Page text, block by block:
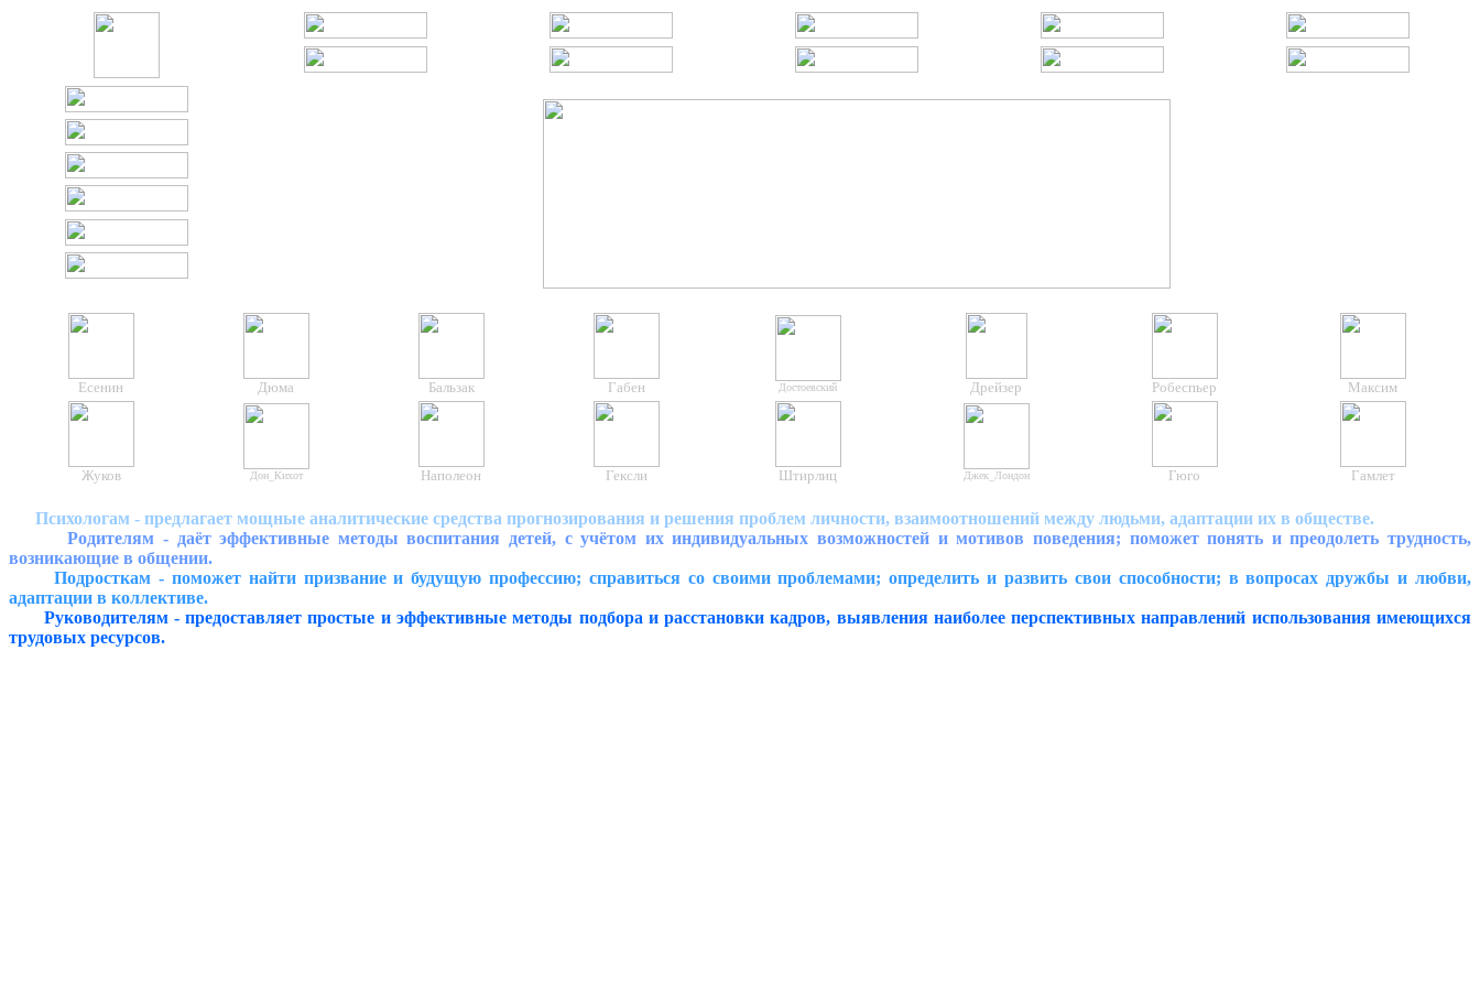
Есенин Дюма Бальзак Габен Достоевский Дрейзер Робеспьер Максим
Жуков Дон_ Кихот Наполеон Гексли Штирлиц Джек_Лондон Гюго Гамлет
Психологам - предлагает мощные аналитические средства прогнозирования и решения проблем личности, взаимоотношений между людьми, адаптации их в обществе.
Родителям - даёт эффективные методы воспитания детей, с учётом их индивидуальных возможностей и мотивов поведения; поможет понять и преодолеть трудность,
возникающие в общении.
Подросткам - поможет найти призвание и будущую профессию; справиться со своими проблемами; определить и развить свои способности; в вопросах дружбы и любви,
адаптации в коллективе.
Руководителям - предоставляет простые и эффективные методы подбора и расстановки кадров, выявления наиболее перспективных направлений использования имеющихся
трудовых ресурсов.